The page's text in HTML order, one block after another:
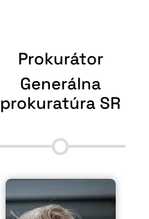
Prokurátor
Generálna
prokuratúra SR